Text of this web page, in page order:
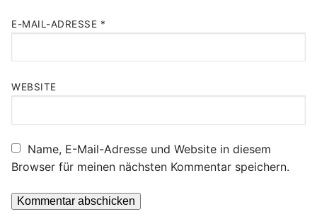
E-MAIL-ADRESSE *
WEBSITE
Name, E-Mail-Adresse und Website in diesem
Browser für meinen nächsten Kommentar speichern.